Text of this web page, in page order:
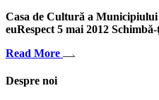
Casa de Cultură a
euRespect 5 mai 2012
Read More
Despre noi